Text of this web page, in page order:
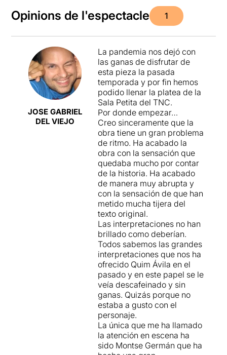
Opinions de l'espectacle 1
JOSE GABRIEL
DEL VIEJO
La pandemia nos dejó con
las ganas de disfrutar de
esta pieza la pasada
temporada y por fin hemos
podido llenar la platea de la
Sala Petita del TNC.
Por donde empezar…
Creo sinceramente que la
obra tiene un gran problema
de ritmo. Ha acabado la
obra con la sensación que
quedaba mucho por contar
de la historia. Ha acabado
de manera muy abrupta y
con la sensación de que han
metido mucha tijera del
texto original.
Las interpretaciones no han
brillado como deberían.
Todos sabemos las grandes
interpretaciones que nos ha
ofrecido Quim Ávila en el
pasado y en este papel se le
veía descafeinado y sin
ganas. Quizás porque no
estaba a gusto con el
personaje.
La única que me ha llamado
la atención en escena ha
sido Montse Germán que ha